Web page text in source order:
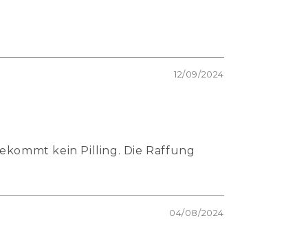
12/09/2024
kein Pilling. Die Raffung
04/08/2024